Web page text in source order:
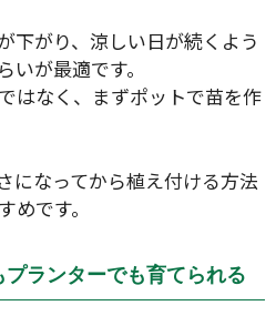
下がり、涼しい日が続くよう
いが最適です。
はなく、まずポットで苗を作
になってから植え付ける方法
です。
ランターでも育てられる